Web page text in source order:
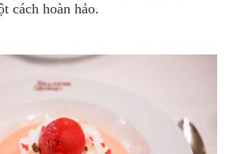
cách hoàn hảo.